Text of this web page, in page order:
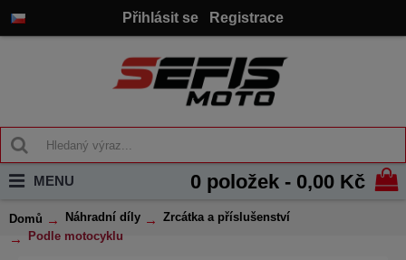
Přihlásit se Registrace
0 položek - 0,00 Kč
MENU
Domů Náhradní díly
Zrcátka a příslušenství
Podle motocyklu